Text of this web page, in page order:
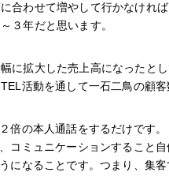
合わせて増やして行かなけれ
３年だと思います。
に拡大した売上高になったと
活動を通して一石二鳥の顧客
倍の本人通話をするだけです。
コミュニケーションすること
になることです。つまり、集